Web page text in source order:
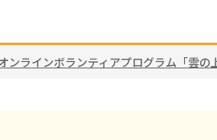
ンラインボランティアプログラム「雲